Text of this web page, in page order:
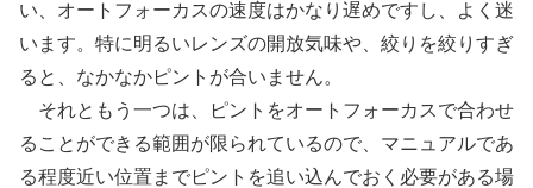
い、オートフォーカスの速度はかなり遅めですし、よく迷
います。特に明るいレンズの開放気味や、絞りを絞りすぎ
ると、なかなかピントが合いません。
それともう一つは、ピントをオートフォーカスで合わせ
ることができる範囲が限られているので、マニュアルであ
る程度近い位置までピントを追い込んでおく必要がある場